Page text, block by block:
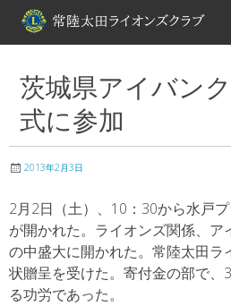
茨城県アイバン
式に参加
2013年2月3日
2月2日（土）、10：30から水戸
が開かれた。ライオンズ関係、ア
の中盛大に開かれた。常陸太田ラ
状贈呈を受けた。寄付金の部で、
る功労であった。